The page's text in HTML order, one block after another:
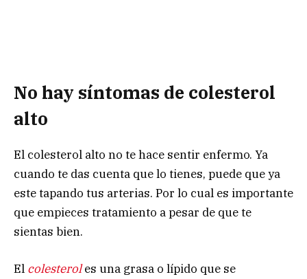
No hay síntomas de colesterol
alto
El colesterol alto no te hace sentir enfermo. Ya
cuando te das cuenta que lo tienes, puede que ya
este tapando tus arterias. Por lo cual es importante
que empieces tratamiento a pesar de que te
sientas bien.
El colesterol es una grasa o lípido que se